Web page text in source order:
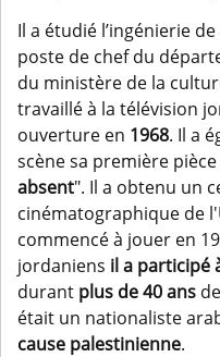
Il a étudié l’ingénierie
poste de chef du
du ministère de la
travaillé à la télévision
ouverture en 1968. Il a
scène sa première
absent". Il a obtenu un
cinématographique de
commencé à jouer en
jordaniens il a participé
durant plus de 40 ans
était un nationaliste
cause palestinienne.